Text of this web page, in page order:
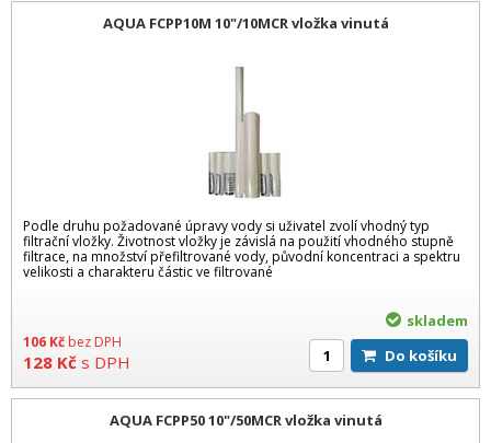
AQUA FCPP10M 10"/10MCR vložka vinutá
Podle druhu požadované úpravy vody si uživatel zvolí vhodný typ
filtrační vložky. Životnost vložky je závislá na použití vhodného stupně
filtrace, na množství přefiltrované vody, původní koncentraci a spektru
velikosti a charakteru částic ve filtrované
106 Kč bez DPH
128 Kč s DPH
skladem
Do košíku
AQUA FCPP50 10"/50MCR vložka vinutá